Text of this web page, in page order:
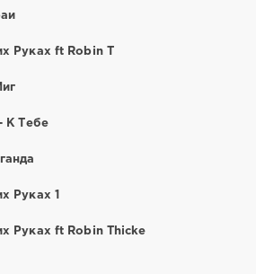
Руках ft Robin T
К Тебе
Руках 1
Руках ft Robin Thicke